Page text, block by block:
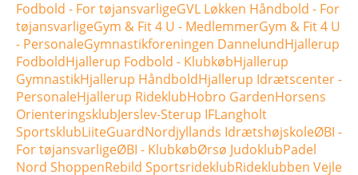
Fodbold - For tøjansvarligeGVL Løkken Håndbold - For
tøjansvarligeGym & Fit 4 U - MedlemmerGym & Fit 4 U
- PersonaleGymnastikforeningen DannelundHjallerup
FodboldHjallerup Fodbold - KlubkøbHjallerup
GymnastikHjallerup HåndboldHjallerup Idrætscenter -
PersonaleHjallerup RideklubHobro GardenHorsens
OrienteringsklubJerslev-Sterup IFLangholt
SportsklubLiiteGuardNordjyllands IdrætshøjskoleØBI -
For tøjansvarligeØBI - KlubkøbØrsø JudoklubPadel
Nord ShoppenRebild SportsrideklubRideklubben Vejle